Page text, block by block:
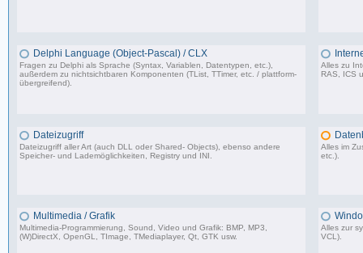
Delphi Language (Object-Pascal) / CLX
Fragen zu Delphi als Sprache (Syntax, Variablen, Datentypen, etc.),
außerdem zu nichtsichtbaren Komponenten (TList, TTimer, etc. / plattform-
übergreifend).
Alles zu
RAS, ICS
Dateizugriff
Dateizugriff aller Art (auch DLL oder Shared- Objects), ebenso andere
Speicher- und Lademöglichkeiten, Registry und INI.
Alles im
etc.).
Multimedia / Grafik
Multimedia-Programmierung, Sound, Video und Grafik: BMP, MP3,
(W)DirectX, OpenGL, TImage, TMediaplayer, Qt, GTK usw.
Alles zur
VCL).